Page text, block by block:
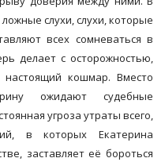
слухи, слухи, которые
всех сомневаться в
делает с осторожностью,
кошмар. Вместо
ожидают судебные
угроза утраты всего,
в которых Екатерина
заставляет её бороться